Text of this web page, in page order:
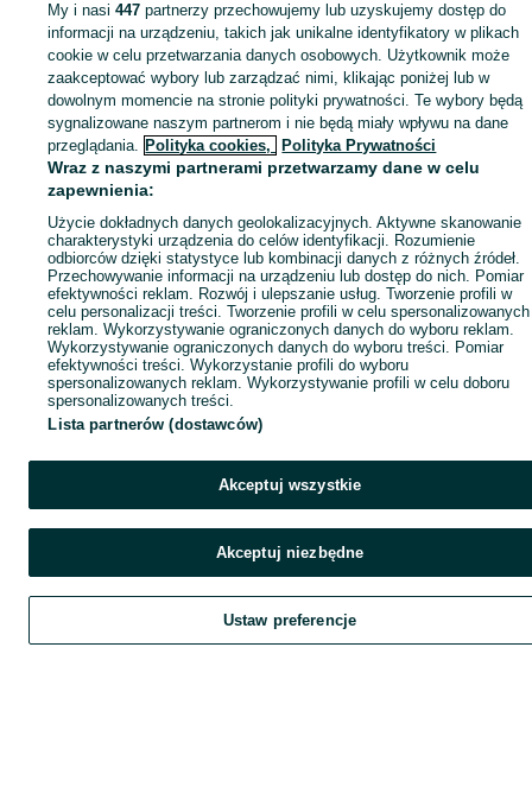
Mapa ministron
Popularne wyszukiwania
Szukaj Obserwujesz Dodaj Czat
My i nasi447 partnerzy przechowujemy lub uzyskujemy dostęp do
informacji na urządzeniu, takich jak unikalne identyfikatory w plikach
cookie w celu przetwarzania danych osobowych. Użytkownik może
zaakceptować wybory lub zarządzać nimi, klikając poniżej lub w
dowolnym momencie na stronie polityki prywatności. Te wybory będą
sygnalizowane naszym partnerom i nie będą miały wpływu na dane
przeglądania. Polityka cookies, Polityka Prywatności
Wraz z naszymi partnerami przetwarzamy dane w celu
zapewnienia:
Użycie dokładnych danych geolokalizacyjnych. Aktywne skanowanie
charakterystyki urządzenia do celów identyfikacji. Rozumienie
odbiorców dzięki statystyce lub kombinacji danych z różnych źródeł.
Przechowywanie informacji na urządzeniu lub dostęp do nich. Pomiar
efektywności reklam. Rozwój i ulepszanie usług. Tworzenie profili w
celu personalizacji treści. Tworzenie profili w celu spersonalizowanych
reklam. Wykorzystywanie ograniczonych danych do wyboru reklam.
Wykorzystywanie ograniczonych danych do wyboru treści. Pomiar
efektywności treści. Wykorzystanie profili do wyboru
spersonalizowanych reklam. Wykorzystywanie profili w celu doboru
spersonalizowanych treści.
Lista partnerów (dostawców)
Akceptuj wszystkie
Akceptuj niezbędne
Ustaw preferencje